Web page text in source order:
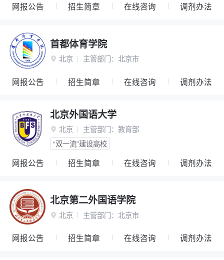
网报公告 招生简章 在线咨询 调剂办法
首都体育学院
 北京 主管部门： 北京市
网报公告 招生简章 在线咨询 调剂办法
北京外国语大学
 北京 主管部门： 教育部
“双一流”建设高校
网报公告 招生简章 在线咨询 调剂办法
北京第二外国语学院
 北京 主管部门： 北京市
网报公告 招生简章 在线咨询 调剂办法